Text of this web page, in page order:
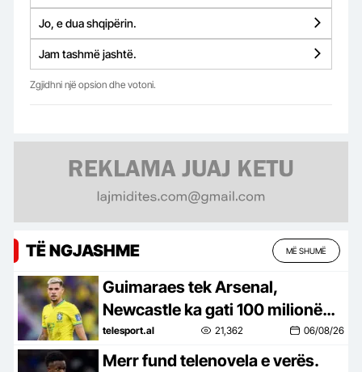
Jo, e dua shqipërin.
Jam tashmë jashtë.
Zgjidhni një opsion dhe votoni.
TË NGJASHME MË SHUMË
Guimaraes tek Arsenal,
Newcastle ka gati 100 milionë
euro për yllin e Bundesligës
telesport.al 21,362 06/08/26
Merr fund telenovela e verës.